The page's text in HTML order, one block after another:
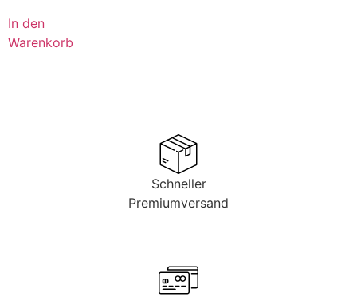
In den
Warenkorb
Schneller
Premiumversand